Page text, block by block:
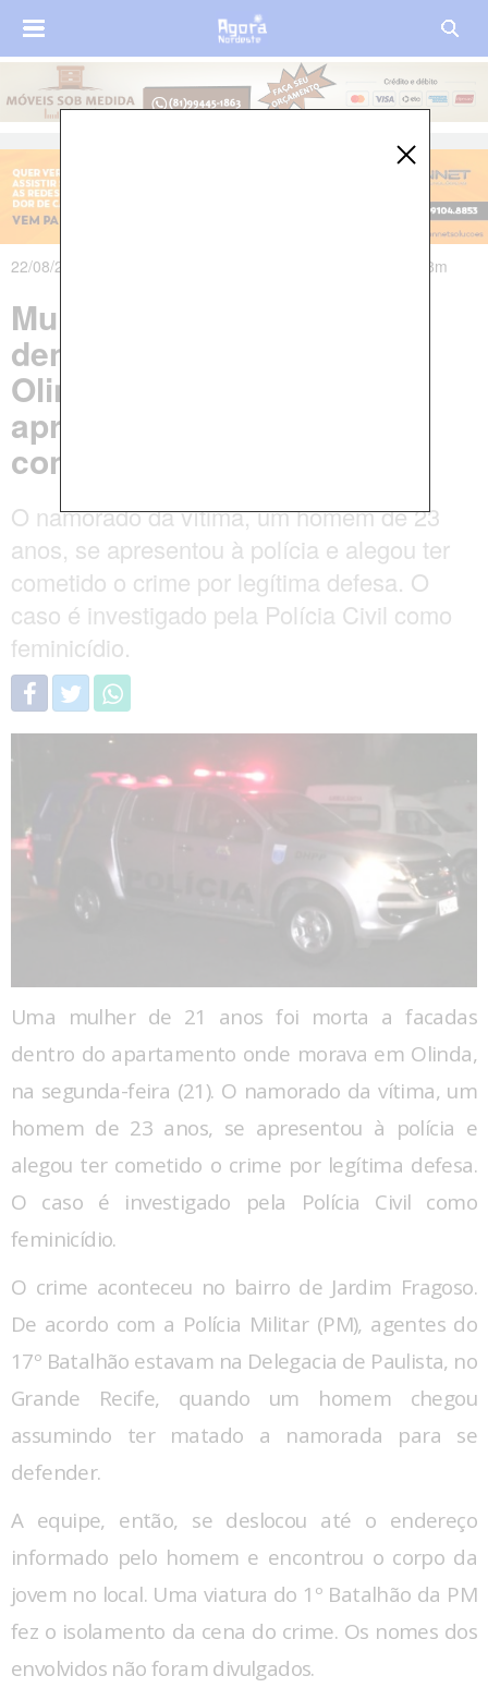
22/08/2023 às 07h52m - Atualizado em 22/08/2023 às 16h18m
Mulher é morta a facadas
dentro de apartamento em
Olinda, namorado se
apresenta à polícia e
confessa crime
O namorado da vítima, um homem de 23
anos, se apresentou à polícia e alegou ter
cometido o crime por legítima defesa. O
caso é investigado pela Polícia Civil como
feminicídio.
Uma mulher de 21 anos foi morta a facadas
dentro do apartamento onde morava em Olinda,
na segunda-feira (21). O namorado da vítima, um
homem de 23 anos, se apresentou à polícia e
alegou ter cometido o crime por legítima defesa.
O caso é investigado pela Polícia Civil como
feminicídio.
O crime aconteceu no bairro de Jardim Fragoso.
De acordo com a Polícia Militar (PM), agentes do
17º Batalhão estavam na Delegacia de Paulista, no
Grande Recife, quando um homem chegou
assumindo ter matado a namorada para se
defender.
A equipe, então, se deslocou até o endereço
informado pelo homem e encontrou o corpo da
jovem no local. Uma viatura do 1º Batalhão da PM
fez o isolamento da cena do crime. Os nomes dos
envolvidos não foram divulgados.